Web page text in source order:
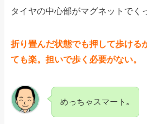
タイヤの中心部がマグネットでく
折り畳んだ状態でも押して歩ける
ても楽。担いで歩く必要がない。
めっちゃスマート｡